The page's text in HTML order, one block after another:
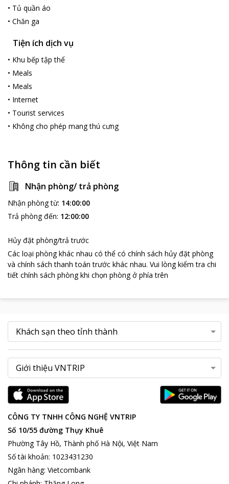
• Tủ quần áo
• Chăn ga
Tiện ích dịch vụ
• Khu bếp tập thể
• Meals
• Meals
• Internet
• Tourist services
• Không cho phép mang thú cưng
Thông tin cần biết
Nhận phòng/ trả phòng
Nhận phòng từ: 14:00:00
Trả phòng đến: 12:00:00
Hủy đặt phòng/trả trước
Các loại phòng khác nhau có thể có chính sách hủy đặt phòng
và chính sách thanh toán trước khác nhau. Vui lòng kiểm tra chi
tiết chính sách phòng khi chọn phòng ở phía trên
CÔNG TY TNHH CÔNG NGHỆ VNTRIP
Số 10/55 đường Thụy Khuê
Phường Tây Hồ, Thành phố Hà Nội, Việt Nam
Số tài khoản: 1023431230
Ngân hàng: Vietcombank